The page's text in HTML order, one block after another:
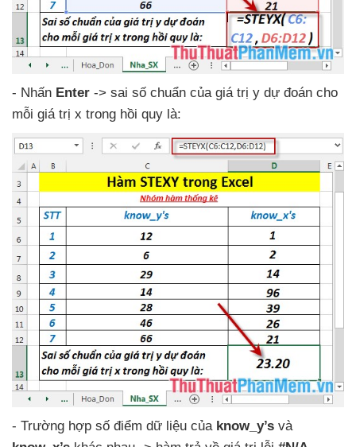
- Nhấn Enter -> sai số chuẩn của giá trị y dự đoán cho
mỗi giá trị x trong hồi quy là:
- Trường hợp số điểm dữ liệu của know_y’s và